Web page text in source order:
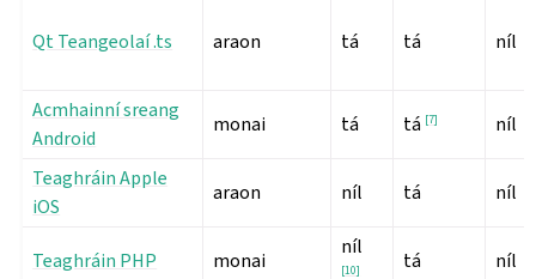
Qt Teangeolaí .ts araon tá tá níl
Acmhainní sreang
Android
monai tá tá [7] níl
Teaghráin Apple
iOS
araon níl tá níl
Teaghráin PHP monai
níl
[10] tá níl